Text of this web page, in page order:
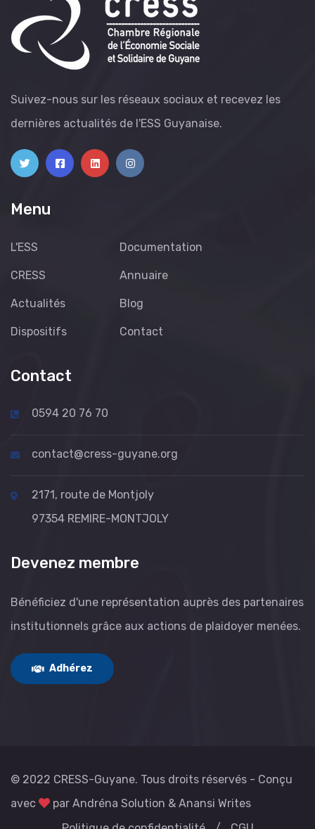
Suivez-nous sur les réseaux sociaux et recevez les
dernières actualités de l'ESS Guyanaise.
Menu
L'ESS
CRESS
Actualités
Dispositifs
Documentation
Annuaire
Blog
Contact
Contact
0594 20 76 70
contact@cress-guyane.org
2171, route de Montjoly
97354 REMIRE-MONTJOLY
Devenez membre
Bénéficiez d'une représentation auprès des partenaires
institutionnels grâce aux actions de plaidoyer menées.
Adhérez
© 2022 CRESS-Guyane. Tous droits réservés - Conçu
avec
par Andréna Solution & Anansi Writes